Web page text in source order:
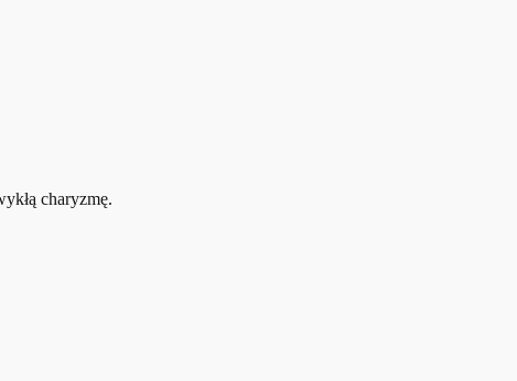
charyzmę.